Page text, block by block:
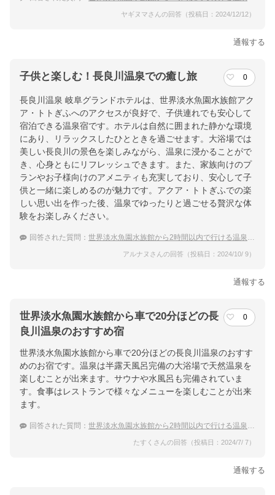
ヤギヌマさんの回答（投稿日：2024/12/12）
通報する
子供と楽しむ！長良川温泉での癒し旅 0
長良川温泉 岐阜グランドホテルは、世界淡水魚園水族館アク
ア・トトぎふへのアクセスが良好で、子供連れでも安心して
宿泊できる温泉宿です。ホテルは自然に囲まれた静かな環境
にあり、リラックスしたひとときを過ごせます。大浴場では
美しい長良川の景色を楽しみながら、温泉に浸かることがで
き、心身ともにリフレッシュできます。また、家族向けのプ
ランやお子様向けのアメニティも充実しており、安心して子
供と一緒に楽しめるのが魅力です。アクア・トトぎふでの楽
しい思い出を作った後、温泉でゆったりと過ごせる贅沢な体
験をお楽しみください。
回答された質問： 世界淡水魚園水族館から2時間以内で行ける温泉宿のおすすめは？
アルナヌさんの回答（投稿日：2024/10/ 9）
通報する
世界淡水魚園水族館から車で20分ほどの長
良川温泉のおすすめ宿
0
世界淡水魚園水族館から車で20分ほどの長良川温泉のおすす
めのお宿です。温泉は半露天風呂完備の大浴場で天然温泉を
楽しむことが出来ます。サウナや水風呂も完備されていま
す。食事はレストランで様々なメニューを楽しむことが出来
ます。
回答された質問： 世界淡水魚園水族館から2時間以内で行ける温泉宿のおすすめは？
たすくさんの回答（投稿日：2024/7/ 7）
通報する